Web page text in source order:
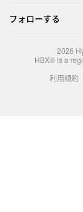
フォローする
2026
HBX® is a
利用規約